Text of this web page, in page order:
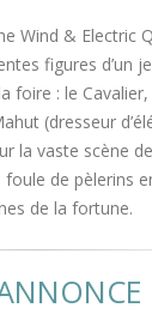
Wind & Electric
figures d’un
foire : le Cavalier,
(dresseur
la vaste scène
de pèlerins
de la fortune.